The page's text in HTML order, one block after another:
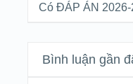
Có ĐÁP ÁN 2026-
Bình luận gần